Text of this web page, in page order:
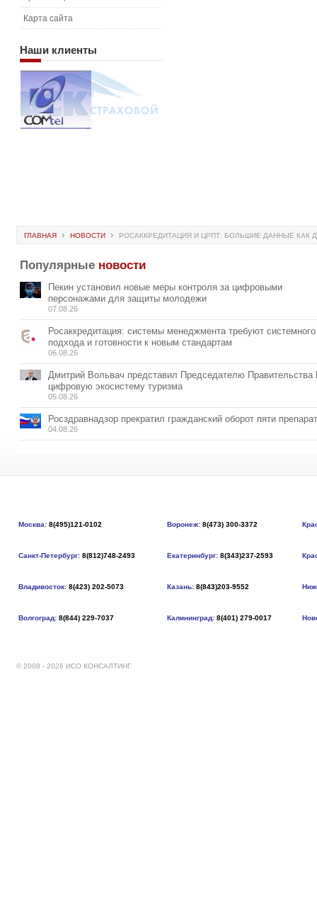
Карта сайта
Наши клиенты
ГЛАВНАЯ НОВОСТИ РОСАККРЕДИТАЦИЯ И ЦРПТ: БОЛЬШИЕ ДАННЫЕ КАК
Популярные новости
Пекин установил новые меры контроля за цифровыми
персонажами для защиты молодежи
07.08.26
Росаккредитация: системы менеджмента требуют системного
подхода и готовности к новым стандартам
06.08.26
Дмитрий Вольвач представил Председателю
цифровую экосистему туризма
05.08.26
Росздравнадзор прекратил гражданский оборот пяти
04.08.26
Москва: 8(495)121-0102 Воронеж: 8(473) 300-3372
Санкт-Петербург: 8(812)748-2493 Екатеринбург: 8(343)237-2593
Владивосток: 8(423) 202-5073 Казань: 8(843)203-9552
Волгоград: 8(844) 229-7037 Калининград: 8(401) 279-0017
© 2008 - 2026 ИСО КОНСАЛТИНГ